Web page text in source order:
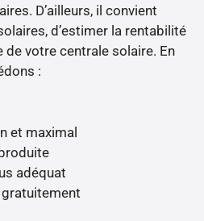
D’ailleurs, il convient
d’estimer la rentabilité
de votre centrale solaire. En
:
et maximal
adéquat
gratuitement